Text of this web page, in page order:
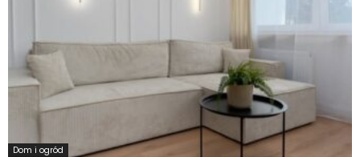
Dom i ogród